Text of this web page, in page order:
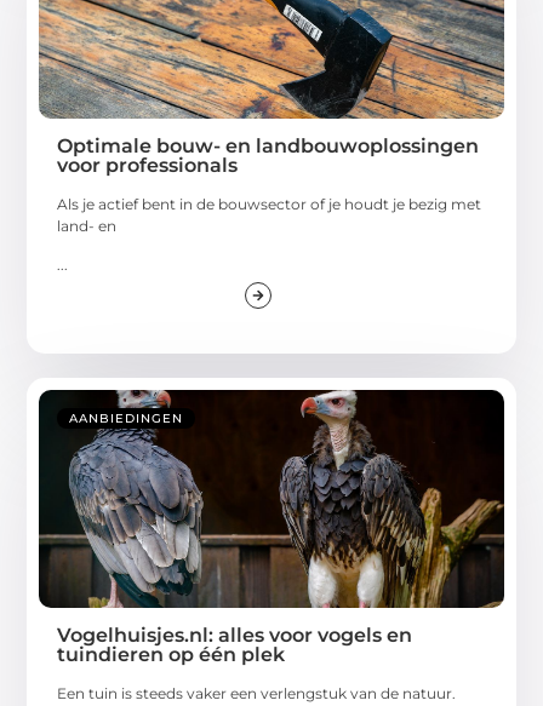
Optimale bouw- en landbouwoplossingen
voor professionals
Als je actief bent in de bouwsector of je houdt je bezig met
land- en
AANBIEDINGEN
Vogelhuisjes.nl: alles voor vogels en
tuindieren op één plek
Een tuin is steeds vaker een verlengstuk van de natuur.